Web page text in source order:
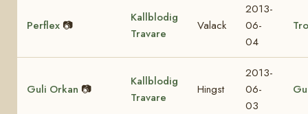
Perflex 📷
Kallblodig
Travare
Valack
2013-
06-
04
Guli Orkan 📷
Kallblodig
Travare
Hingst
2013-
06-
03